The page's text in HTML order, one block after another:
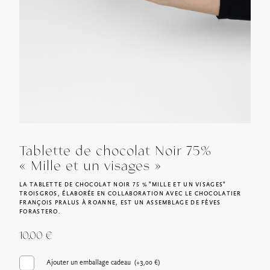
Tablette de chocolat Noir 75%
« Mille et un visages »
LA TABLETTE DE CHOCOLAT NOIR 75 % "MILLE ET UN VISAGES"
TROISGROS, ÉLABORÉE EN COLLABORATION AVEC LE CHOCOLATIER
FRANÇOIS PRALUS À ROANNE, EST UN ASSEMBLAGE DE FÈVES
FORASTERO.
10,00€
Ajouter un emballage cadeau (+3,00 €)